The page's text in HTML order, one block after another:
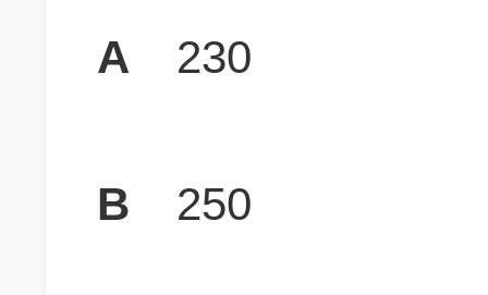
A 230
B 250